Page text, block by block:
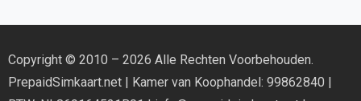
Copyright © 2010 – 2026 Alle Rechten Voorbehouden.
PrepaidSimkaart.net | Kamer van Koophandel: 99862840 |